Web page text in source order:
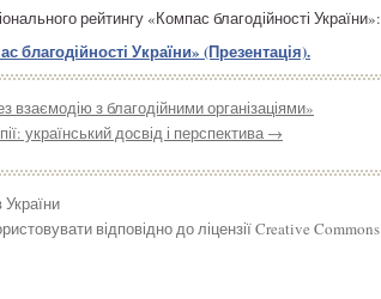
рейтингу «Компас благодійності України»:
благодійності України» (Презентація).
взаємодію з благодійними організаціями»
український досвід і перспектива→
України
відповідно до ліцензії Creative Commons